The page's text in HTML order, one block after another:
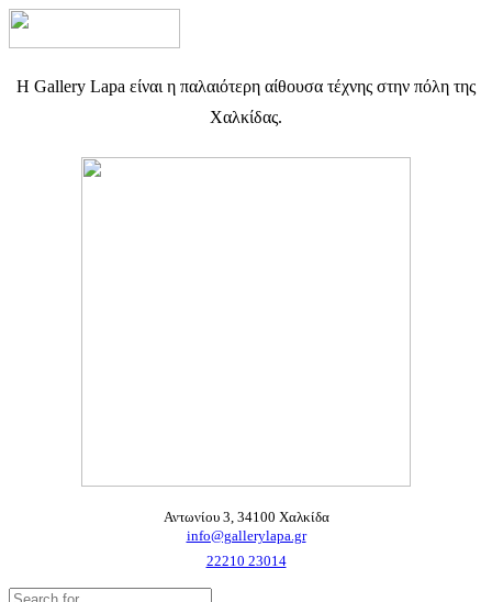
H Gallery Lapa είναι η παλαιότερη αίθουσα τέχνης στην πόλη της
Χαλκίδας.
Αντωνίου 3, 34100 Χαλκίδα
info@gallerylapa.gr
22210 23014